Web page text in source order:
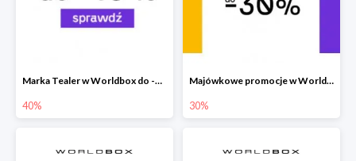
Marka Tealer w Worldbox do -40%
40%
Majówkowe promocje w Worldbox do -30%
30%